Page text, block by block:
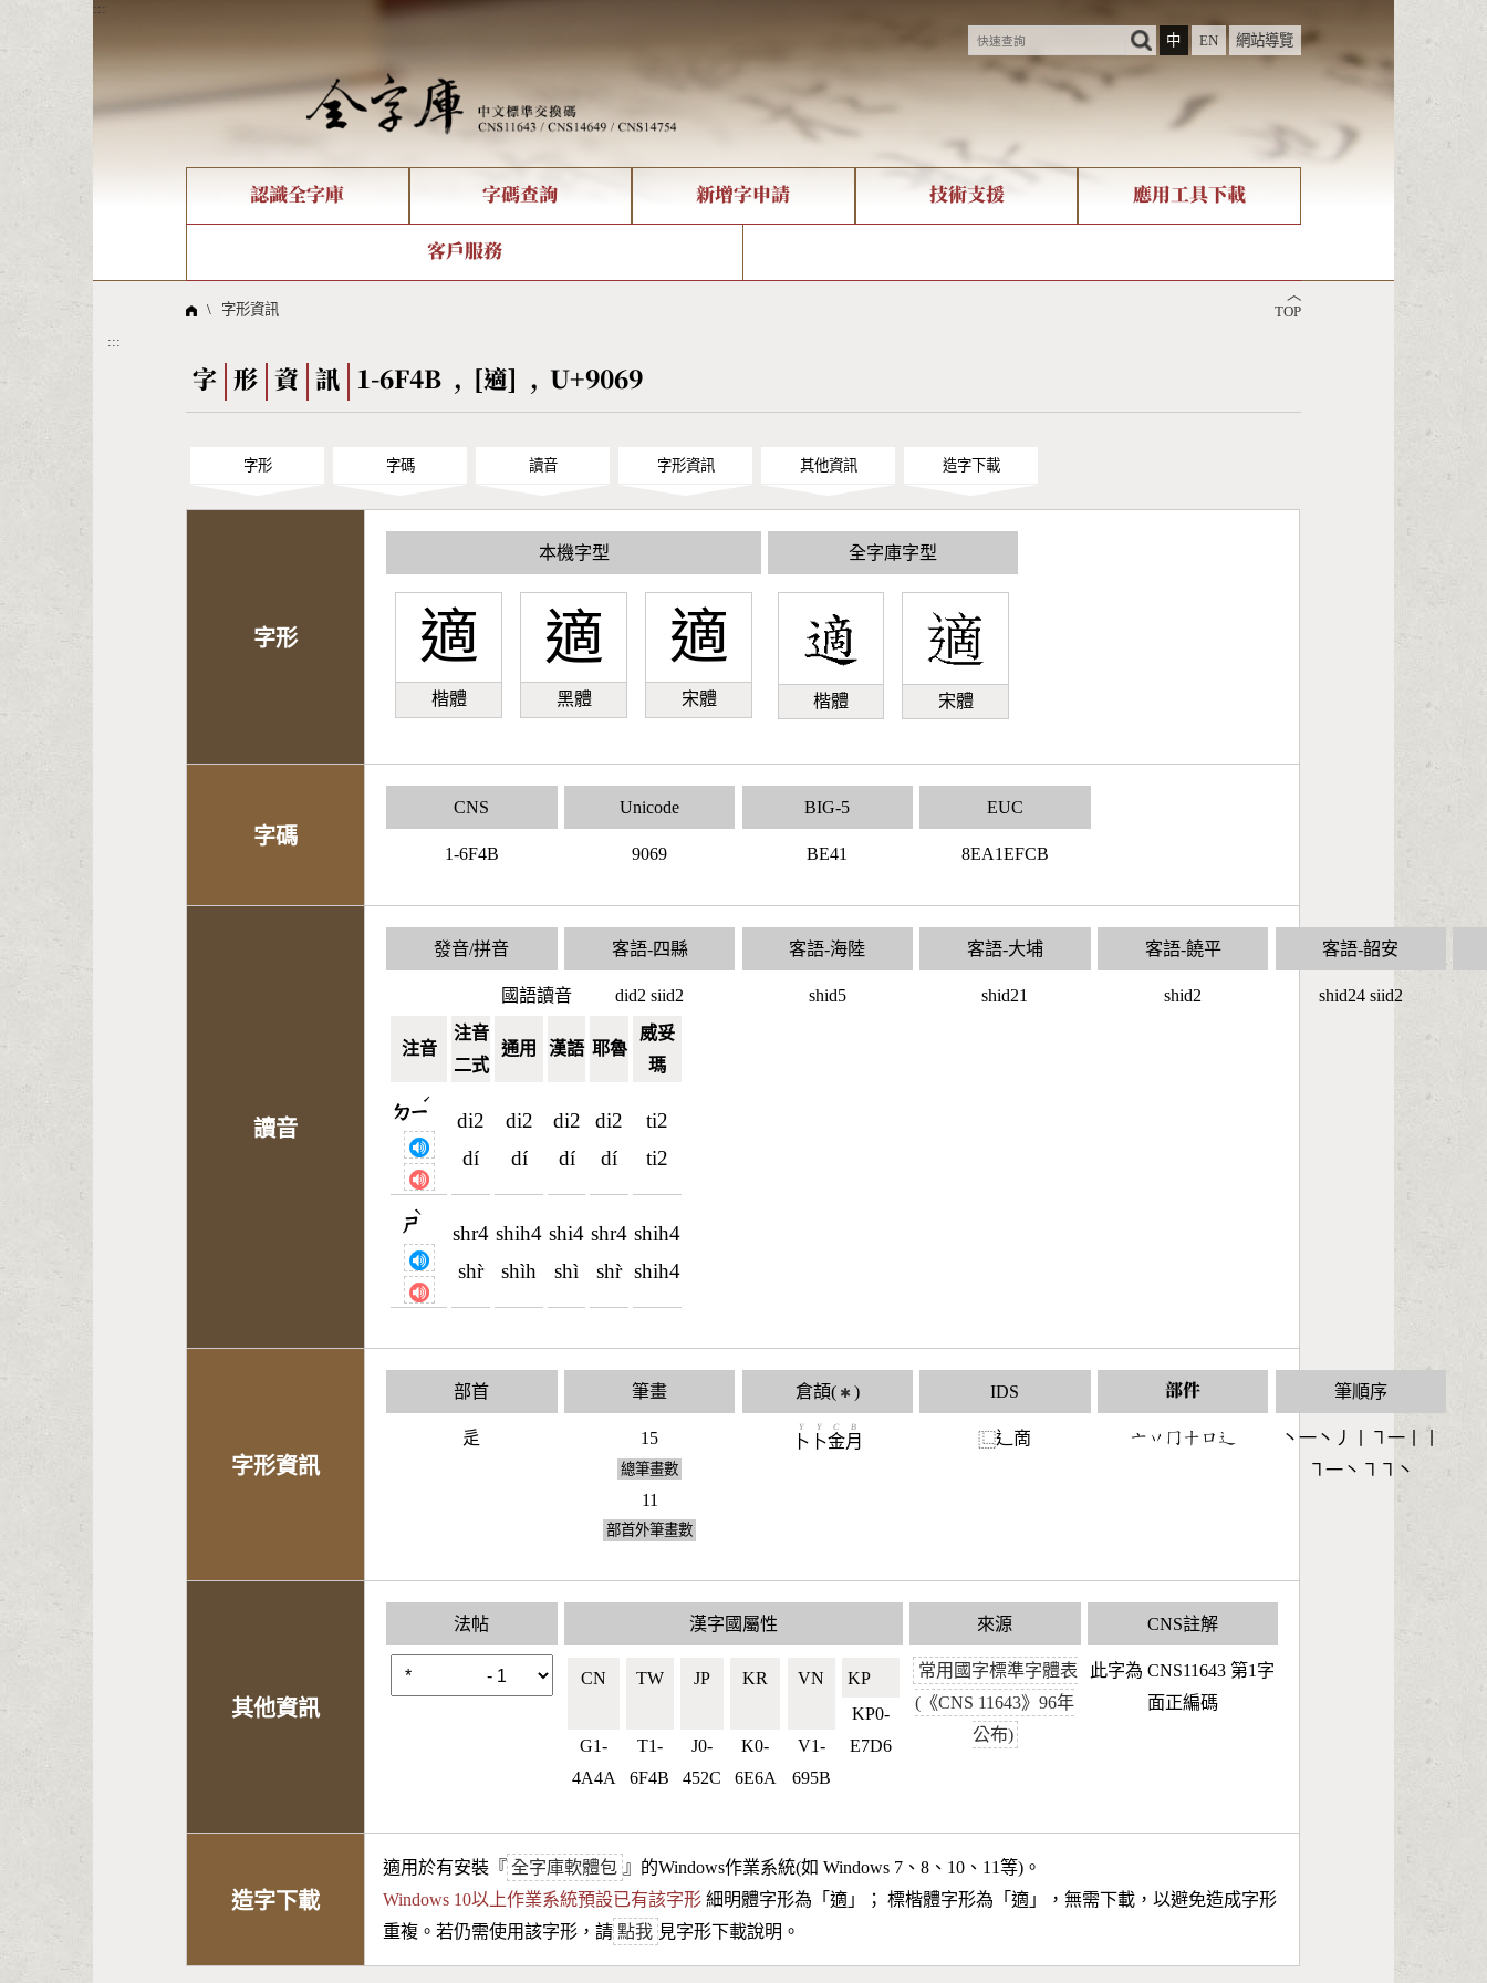
:::
中
EN 網站導覽
認識全字庫
全字庫現況
線上教學
字碼查詢
部件查詢
倉頡查詢
Big5查詢 拼音查詢
新增字申請 技術支援
造字解決方案
應用工具下載
字形下載
客戶服務
問題集
︿
TOP
\ 字形資訊
:::
字 形 資 訊 1-6F4B , [適] , U+9069
字形 字碼 讀音 字形資訊 其他資訊 造字下載
字形
本機字型
適
楷體
適
黑體
適
宋體
全字庫字型
楷體 宋體
字碼
CNS
1-6F4B
Unicode
9069
BIG-5
BE41
EUC
8EA1EFCB
讀音
發音/拼音
國語讀音
注音
注音
二式
通用 漢語 耶魯
威妥
瑪
ㄉㄧ
ˊ
di2
dí
di2
dí
di2
dí
di2
dí
ti2
ti2
ㄕ
ˋ
shr4
shr̀
shih4
shìh
shi4
shì
shr4
shr̀
shih4
shih4
客語-四縣
did2 siid2
客語-海陸
shid5
客語-大埔
shid21
客語-饒平
shid2
客語-韶安
shid24 siid2
字形資訊
部首
辵
筆畫
15
總筆畫數
11
部首外筆畫數
倉頡( ✱ )
卜
Y
卜
Y
金
C
月
B
IDS
⿺辶啇
部件
󶁂󶁅󶀦󶀓󶁶󶃼
筆順序
丶一丶丿丨㇕一丨丨
㇕一丶㇕㇕丶
其他資訊
法帖 漢字國屬性
CN
G1-
4A4A
TW
T1-
6F4B
JP
J0-
452C
KR
K0-
6E6A
VN
V1-
695B
KP🇰🇵
KP0-
E7D6
來源
常用國字標準字體表
(《CNS 11643》96年
公布)
CNS註解
此字為 CNS11643 第1字
面正編碼
造字下載
適用於有安裝『 全字庫軟體包 』的Windows作業系統(如 Windows 7、8、10、11等)。
Windows 10以上作業系統預設已有該字形 細明體字形為「適 」； 標楷體字形為「適 」，無需下載，以避免造成字形
重複。若仍需使用該字形，請 點我 見字形下載說明。